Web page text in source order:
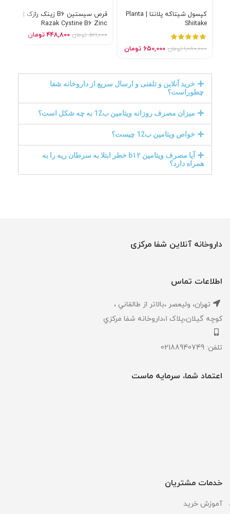
کپسول شیتاکه پلانتا | Planta
Shiitake
1,080,000 تومان 650,000 تومان
قرص سیستین B6 زینک رازک |
Razak Cystine B6 Zinc
561,000 تومان 448,800 تومان
خرید آنلاین و تلفنی و ارسال سریع از داروخانه شفا
چطوراست؟
میزان مصرف روزانه ویتامین ب12 به چه شکل است؟
خواص ویتامین ب12 چیست؟
آیا مصرف ویتامین b۱۲ خطر ابتلا به سرطان ریه را به
همراه دارد؟
داروخانه آنلاین شفا مرکزی
اطلاعات تماس
تهران، ‎وليعصر ،بالاتر از طالقاني ،
كوچه گيلان،پلاک ۱،داروخانه شفا مركزي
تلفن: 02188940749
اعتماد شما، سرمایه ماست
خدمات مشتریان
آموزش خرید